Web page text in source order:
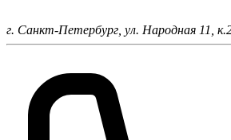
г. Санкт-Петербург, ул. Народная 11,